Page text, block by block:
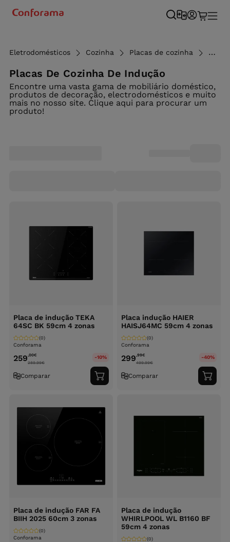
Eletrodomésticos Cozinha Placas de cozinha
Placas De Cozinha De Indução
Encontre uma vasta gama de mobiliário doméstico,
produtos de decoração, electrodomésticos e muito
mais no nosso site. Clique aqui para procurar um
produto!
Placa de indução TEKA
64SC BK 59cm 4 zonas
Conforama
(0)
259,00€
289.99€
-10%
Comparar
Adicionar
ao
Placa indução HAIER
HAISJ64MC 59cm 4 zonas
Conforama
(0)
299,99€
499.99€
-40%
Comparar
ao
Placa de indução FAR FA
BIIH 2025 60cm 3 zonas
Conforama
(0)
Placa de indução
WHIRLPOOL WL B1160 BF
59cm 4 zonas
(0)